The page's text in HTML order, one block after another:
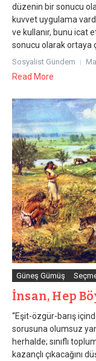
düzenin bir sonucu
kuvvet uygulama
ve kullanır, bunu icat
sonucu olarak ortaya
Sosyalist Gündem
Read More
Güneş Gümüş
İnsan, Hep
“Eşit-özgür-barış
sorusuna olumsuz
herhalde; sınıflı
kazançlı çıkacağını